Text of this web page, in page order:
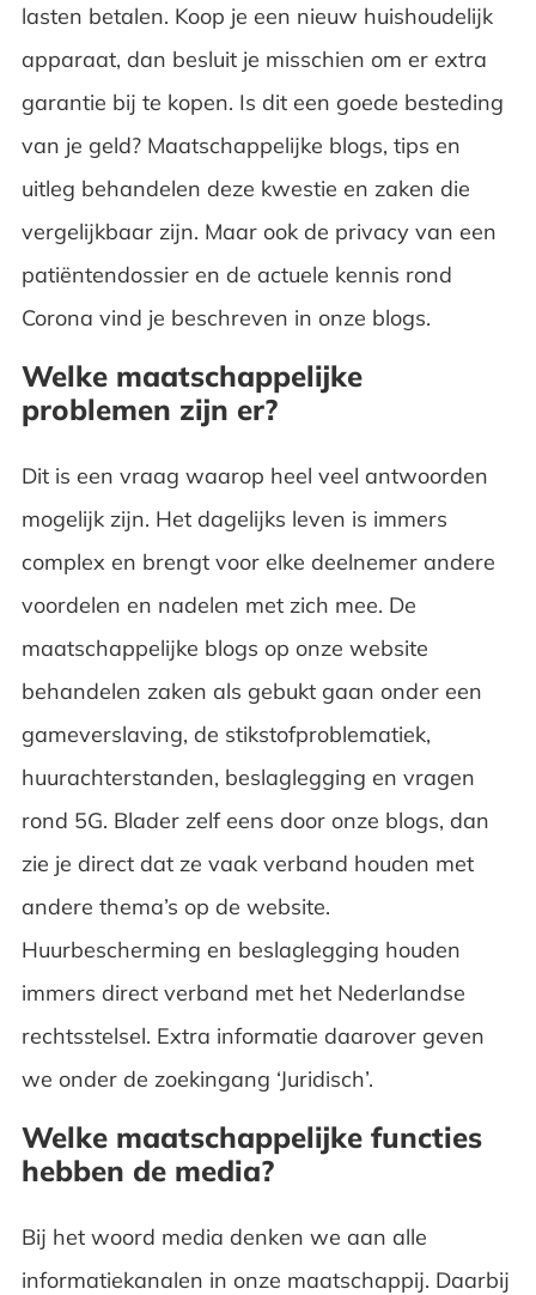
lasten betalen. Koop je een nieuw huishoudelijk
apparaat, dan besluit je misschien om er extra
garantie bij te kopen. Is dit een goede besteding
van je geld? Maatschappelijke blogs, tips en
uitleg behandelen deze kwestie en zaken die
vergelijkbaar zijn. Maar ook de privacy van een
patiëntendossier en de actuele kennis rond
Corona vind je beschreven in onze blogs.
Welke maatschappelijke
problemen zijn er?
Dit is een vraag waarop heel veel antwoorden
mogelijk zijn. Het dagelijks leven is immers
complex en brengt voor elke deelnemer andere
voordelen en nadelen met zich mee. De
maatschappelijke blogs op onze website
behandelen zaken als gebukt gaan onder een
gameverslaving, de stikstofproblematiek,
huurachterstanden, beslaglegging en vragen
rond 5G. Blader zelf eens door onze blogs, dan
zie je direct dat ze vaak verband houden met
andere thema’s op de website.
Huurbescherming en beslaglegging houden
immers direct verband met het Nederlandse
rechtsstelsel. Extra informatie daarover geven
we onder de zoekingang ‘Juridisch’.
Welke maatschappelijke functies
hebben de media?
Bij het woord media denken we aan alle
informatiekanalen in onze maatschappij. Daarbij